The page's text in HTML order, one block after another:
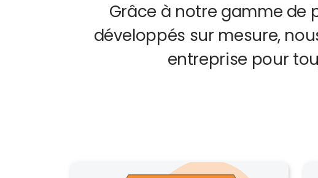
Grâce à notre gamme de
développés sur mesure,
entreprise pour